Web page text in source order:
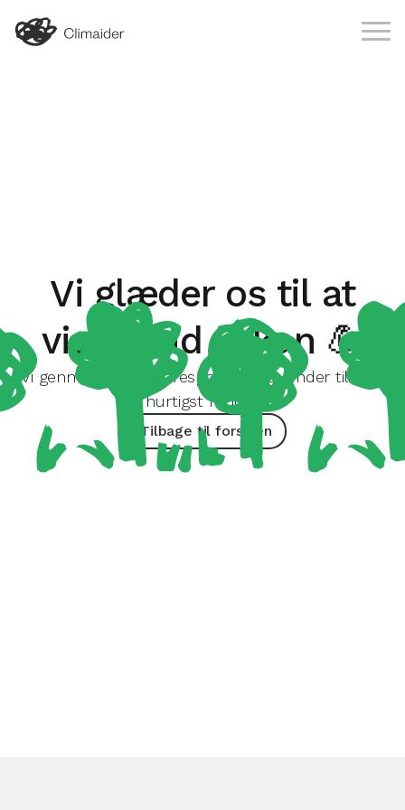
Vi glæder os til at
vise hvad vi kan 💪
Vi gennemgår din forespørgsel og vender tilbage
hurtigst muligt.
Tilbage til forsiden